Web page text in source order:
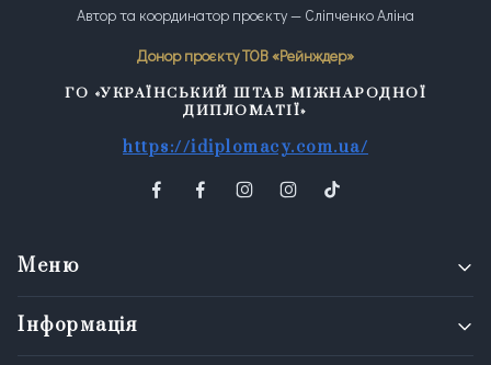
Автор та координатор проєкту — Сліпченко Аліна
Донор проєкту ТОВ «Рейнждер»
ГО «УКРАЇНСЬКИЙ ШТАБ МІЖНАРОДНОЇ
ДИПЛОМАТІЇ»
https://idiplomacy.com.ua/
Меню
Інформація